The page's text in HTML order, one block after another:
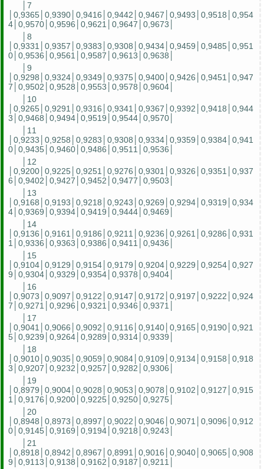
│7
│0,9365│0,9390│0,9416│0,9442│0,9467│0,9493│0,9518│0,954
4│0,9570│0,9596│0,9621│0,9647│0,9673│
│8
│0,9331│0,9357│0,9383│0,9308│0,9434│0,9459│0,9485│0,951
0│0,9536│0,9561│0,9587│0,9613│0,9638│
│9
│0,9298│0,9324│0,9349│0,9375│0,9400│0,9426│0,9451│0,947
7│0,9502│0,9528│0,9553│0,9578│0,9604│
│10
│0,9265│0,9291│0,9316│0,9341│0,9367│0,9392│0,9418│0,944
3│0,9468│0,9494│0,9519│0,9544│0,9570│
│11
│0,9233│0,9258│0,9283│0,9308│0,9334│0,9359│0,9384│0,941
0│0,9435│0,9460│0,9486│0,9511│0,9536│
│12
│0,9200│0,9225│0,9251│0,9276│0,9301│0,9326│0,9351│0,937
6│0,9402│0,9427│0,9452│0,9477│0,9503│
│13
│0,9168│0,9193│0,9218│0,9243│0,9269│0,9294│0,9319│0,934
4│0,9369│0,9394│0,9419│0,9444│0,9469│
│14
│0,9136│0,9161│0,9186│0,9211│0,9236│0,9261│0,9286│0,931
1│0,9336│0,9363│0,9386│0,9411│0,9436│
│15
│0,9104│0,9129│0,9154│0,9179│0,9204│0,9229│0,9254│0,927
9│0,9304│0,9329│0,9354│0,9378│0,9404│
│16
│0,9073│0,9097│0,9122│0,9147│0,9172│0,9197│0,9222│0,924
7│0,9271│0,9296│0,9321│0,9346│0,9371│
│17
│0,9041│0,9066│0,9092│0,9116│0,9140│0,9165│0,9190│0,921
5│0,9239│0,9264│0,9289│0,9314│0,9339│
│18
│0,9010│0,9035│0,9059│0,9084│0,9109│0,9134│0,9158│0,918
3│0,9207│0,9232│0,9257│0,9282│0,9306│
│19
│0,8979│0,9004│0,9028│0,9053│0,9078│0,9102│0,9127│0,915
1│0,9176│0,9200│0,9225│0,9250│0,9275│
│20
│0,8948│0,8973│0,8997│0,9022│0,9046│0,9071│0,9096│0,912
0│0,9145│0,9169│0,9194│0,9218│0,9243│
│21
│0,8918│0,8942│0,8967│0,8991│0,9016│0,9040│0,9065│0,908
9│0,9113│0,9138│0,9162│0,9187│0,9211│